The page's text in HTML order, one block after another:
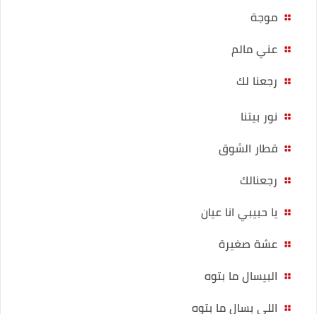
موجة
عني مالم
رجعنا لك
نور بيتنا
قطار الشوق
رجعنالك
يا حبيبي انا عيان
عشة صغيرة
البيسال ما بتوه
اللي بسال ما بتوه